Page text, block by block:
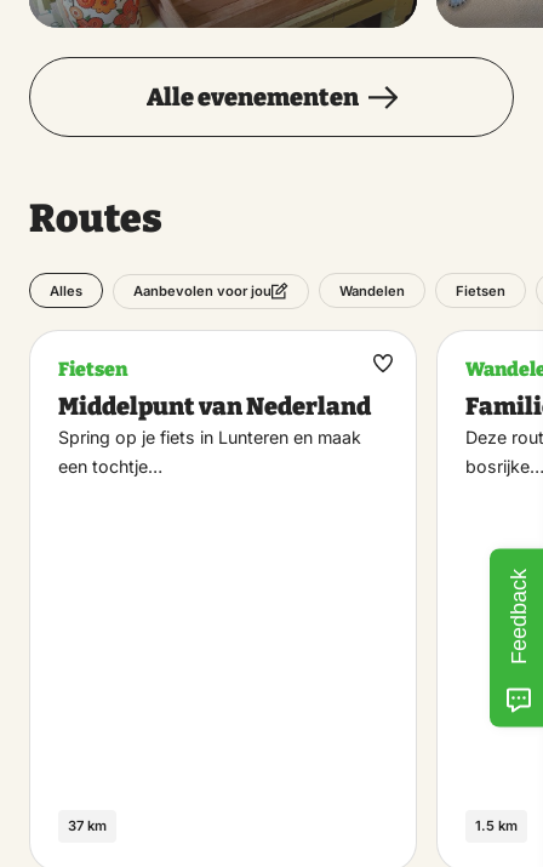
Alle evenementen
Routes
Alles Aanbevolen voor jou Wandelen Fietsen
Fietsen
Middelpunt van Nederland
Spring op je fiets in Lunteren en maak
een tochtje…
37 km
Maak
Deze
bosrijke…
1.5 km
Feedback